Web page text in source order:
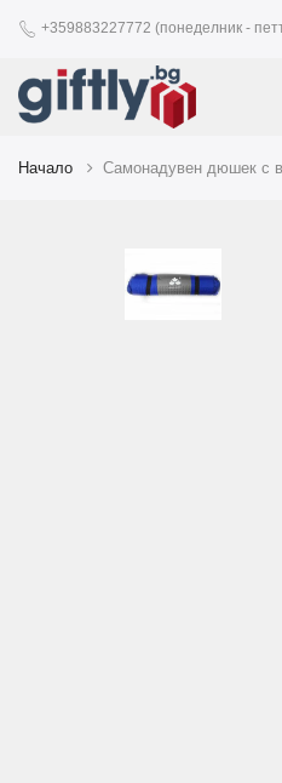
+359883227772 (понеделник -
Начало Самонадувен дюшек с